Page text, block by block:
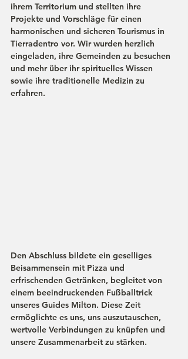
ihrem Territorium und stellten ihre
Projekte und Vorschläge für einen
harmonischen und sicheren Tourismus in
Tierradentro vor. Wir wurden herzlich
eingeladen, ihre Gemeinden zu besuchen
und mehr über ihr spirituelles Wissen
sowie ihre traditionelle Medizin zu
erfahren.
Den Abschluss bildete ein geselliges
Beisammensein mit Pizza und
erfrischenden Getränken, begleitet von
einem beeindruckenden Fußballtrick
unseres Guides Milton. Diese Zeit
ermöglichte es uns, uns auszutauschen,
wertvolle Verbindungen zu knüpfen und
unsere Zusammenarbeit zu stärken.